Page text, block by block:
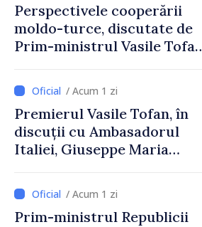
Perspectivele cooperării
moldo-turce, discutate de
Prim-ministrul Vasile Tofan
Uygar Mustafa Sertel
/ Acum 1 zi
Premierul Vasile Tofan, în
discuții cu Ambasadorul
Italiei, Giuseppe Maria
/ Acum 1 zi
Prim-ministrul Republicii